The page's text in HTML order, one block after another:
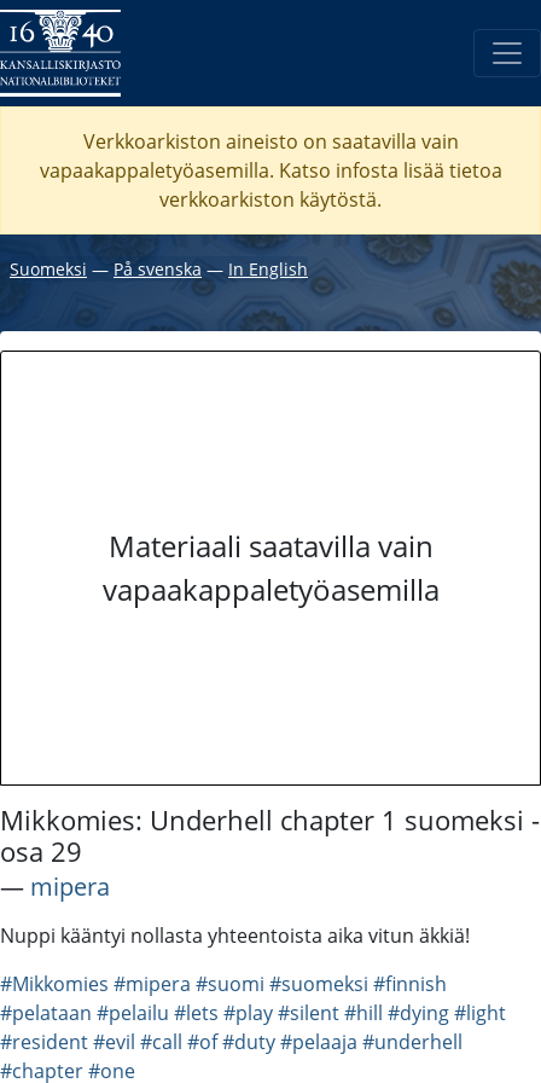
Verkkoarkiston aineisto on saatavilla vain
vapaakappaletyöasemilla. Katso infosta lisää tietoa
verkkoarkiston käytöstä.
Suomeksi ― På svenska ― In English
Materiaali saatavilla vain
vapaakappaletyöasemilla
Mikkomies: Underhell chapter 1 suomeksi -
osa 29
― mipera
Nuppi kääntyi nollasta yhteentoista aika vitun äkkiä!
#Mikkomies #mipera #suomi #suomeksi #finnish
#pelataan #pelailu #lets #play#silent#hill #dying#light
#resident#evil #call #of#duty#pelaaja #underhell
#chapter#one